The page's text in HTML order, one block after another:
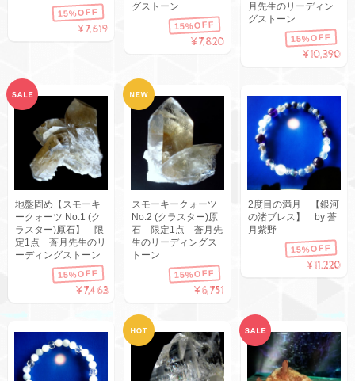
15%OFF
¥7,619
グストーン
15%OFF
¥7,820
月先生のリーディン
グストーン
15%OFF
¥10,390
地盤固め【スモーキ
ークォーツ No.1 (ク
ラスター)原石】 限
定1点 蒼月先生のリ
ーディングストーン
15%OFF
¥7,463
スモーキークォーツ
No.2 (クラスター)原
石 限定1点 蒼月先
生のリーディングス
トーン
15%OFF
¥6,751
2度目の満月 【銀河
の渚ブレス】 by 蒼
月紫野
15%OFF
¥11,220